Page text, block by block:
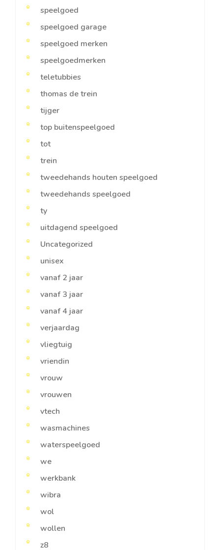
speelgoed
speelgoed garage
speelgoed merken
speelgoedmerken
teletubbies
thomas de trein
tijger
top buitenspeelgoed
tot
trein
tweedehands houten speelgoed
tweedehands speelgoed
ty
uitdagend speelgoed
Uncategorized
unisex
vanaf 2 jaar
vanaf 3 jaar
vanaf 4 jaar
verjaardag
vliegtuig
vriendin
vrouw
vrouwen
vtech
wasmachines
waterspeelgoed
we
werkbank
wibra
wol
wollen
z8